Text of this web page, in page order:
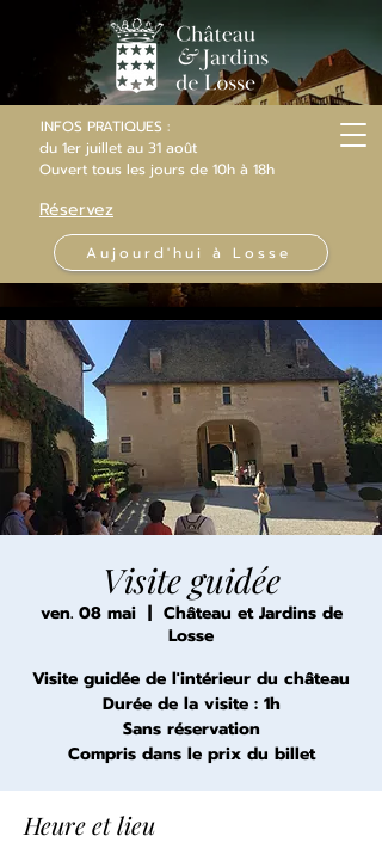
INFOS PRATIQUES :
du 1er juillet au 31 août
Ouvert tous les jours de 10h à 18h
Réservez
Aujourd'hui à Losse
Visite guidée
ven. 08 mai
  |
Château et Jardins de
Losse
Visite guidée de l'intérieur du château
Durée de la visite : 1h
Sans réservation
Compris dans le prix du billet
Heure et lieu